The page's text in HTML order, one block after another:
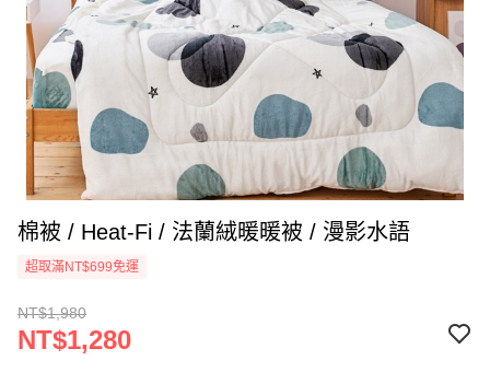
棉被 / Heat-Fi / 法蘭絨暖暖被 / 漫影水語
超取滿NT$699免運
NT$1,980
NT$1,280